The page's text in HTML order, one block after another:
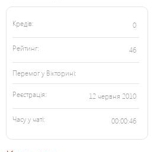
Кредів: 0
Рейтинг: 46
Перемог у Вікторині:
Реєстрація: 12 червня 2010
Часу у чаті: 00:00:46